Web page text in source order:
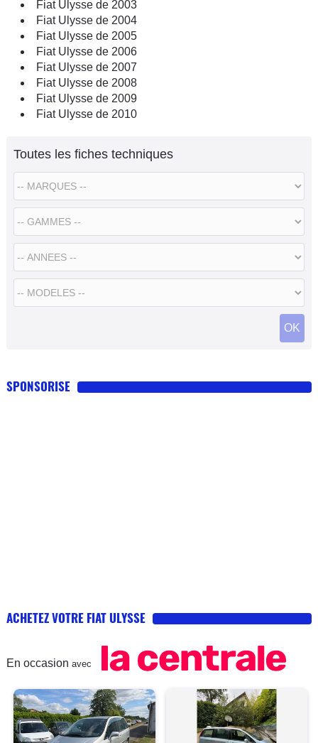
Fiat Ulysse de 2003
Fiat Ulysse de 2004
Fiat Ulysse de 2005
Fiat Ulysse de 2006
Fiat Ulysse de 2007
Fiat Ulysse de 2008
Fiat Ulysse de 2009
Fiat Ulysse de 2010
Toutes les fiches techniques
SPONSORISE
ACHETEZ VOTRE FIAT ULYSSE
En occasion avec